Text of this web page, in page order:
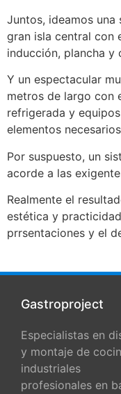
Juntos, ideamos una
gran isla central con
inducción, plancha y
Y un espectacular
metros de largo con
refrigerada y
elementos
Por suspuesto, un
acorde a las
Realmente el
estética y
prrsentaciones y el
Gastroproject
Especialistas en
y montaje de
industriales
profesionales en